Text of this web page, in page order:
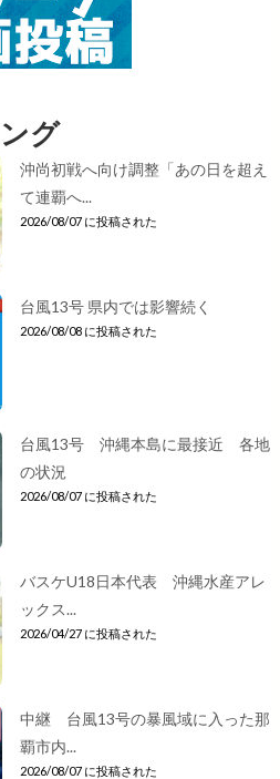
グ
沖尚初戦へ向け調整「あの日を超え
て連覇へ...
2026/08/07 に投稿された
台風13号 県内では影響続く
2026/08/08 に投稿された
台風13号 沖縄本島に最接近 各地
の状況
2026/08/07 に投稿された
バスケU18日本代表 沖縄水産アレ
ックス...
2026/04/27 に投稿された
中継 台風13号の暴風域に入った那
覇市内...
2026/08/07 に投稿された